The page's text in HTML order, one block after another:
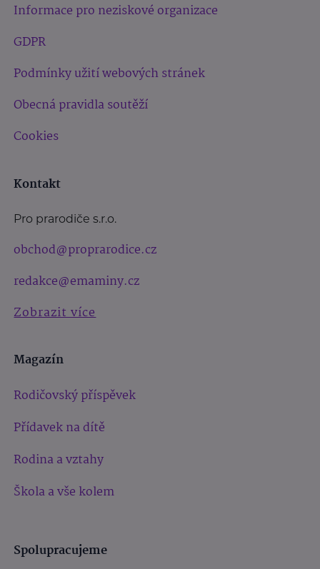
Informace pro neziskové organizace
GDPR
Podmínky užití webových stránek
Obecná pravidla soutěží
Cookies
Kontakt
Pro prarodiče s.r.o.
obchod@proprarodice.cz
redakce@emaminy.cz
Zobrazit více
Magazín
Rodičovský příspěvek
Přídavek na dítě
Rodina a vztahy
Škola a vše kolem
Spolupracujeme